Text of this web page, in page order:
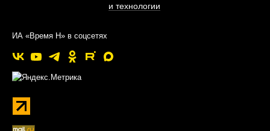
и технологии
ИА «Время Н» в соцсетях